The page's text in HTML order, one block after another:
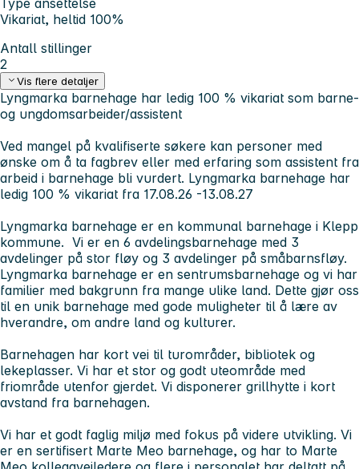
Vikariat, heltid 100%
Antall stillinger
2
Vis flere detaljer
Lyngmarka barnehage har ledig 100 % vikariat som barne-
og ungdomsarbeider/assistent
Ved mangel på kvalifiserte søkere kan personer med
ønske om å ta fagbrev eller med erfaring som assistent fra
arbeid i barnehage bli vurdert. Lyngmarka barnehage har
ledig 100 % vikariat fra 17.08.26 -13.08.27
Lyngmarka barnehage er en kommunal barnehage i Klepp
kommune. Vi er en 6 avdelingsbarnehage med 3
avdelinger på stor fløy og 3 avdelinger på småbarnsfløy.
Lyngmarka barnehage er en sentrumsbarnehage og vi har
familier med bakgrunn fra mange ulike land. Dette gjør oss
til en unik barnehage med gode muligheter til å lære av
hverandre, om andre land og kulturer.
Barnehagen har kort vei til turområder, bibliotek og
lekeplasser. Vi har et stor og godt uteområde med
friområde utenfor gjerdet. Vi disponerer grillhytte i kort
avstand fra barnehagen.
Vi har et godt faglig miljø med fokus på videre utvikling. Vi
er en sertifisert Marte Meo barnehage, og har to Marte